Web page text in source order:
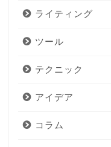
ライティング
ツール
テクニック
アイデア
コラム